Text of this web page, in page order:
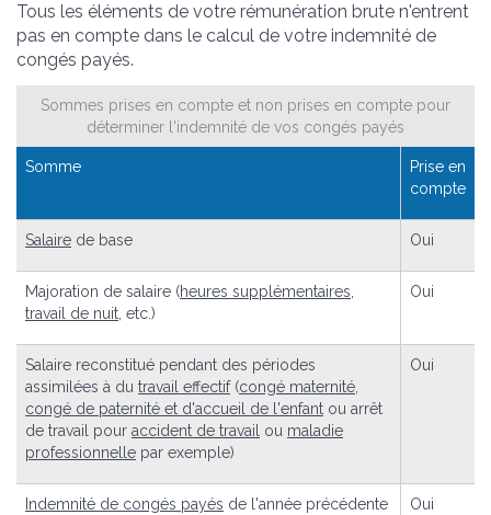
Tous les éléments de votre rémunération brute n'entrent
pas en compte dans le calcul de votre indemnité de
congés payés.
Sommes prises en compte et non prises en compte pour
déterminer l'indemnité de vos congés payés
Somme
Prise en
compte
Salaire de base Oui
Majoration de salaire (heures supplémentaires,
travail de nuit, etc.)
Oui
Salaire reconstitué pendant des périodes
assimilées à du travail effectif(congé maternité,
congé de paternité et d'accueil de l'enfant ou arrêt
de travail pour accident de travail ou maladie
professionnelle par exemple)
Oui
Indemnité de congés payés de l'année précédente Oui